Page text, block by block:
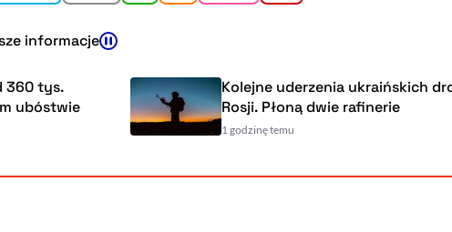
informacje
Kolejne uderzenia ukraińskich dronów w
Rosji. Płoną dwie rafinerie
1 godzinę temu